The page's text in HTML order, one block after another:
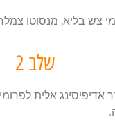
בליא, מנסוטו צמלח
שלב 2
אדיפיסינג אלית